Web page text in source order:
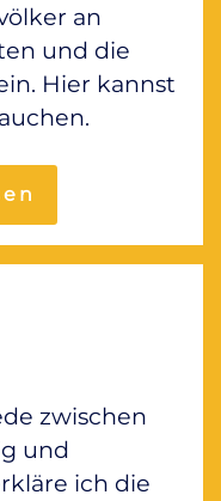
an
und die
Hier kannst
zwischen
und
ich die